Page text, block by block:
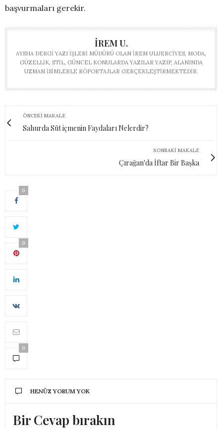
başvurmaları gerekir.
İREM U.
AYSHA DERGI YAZI İŞLERI MÜDÜRÜ OLAN İREM ULUERCIYES, MODA,
GÜZELLIK, STIL, GÜNCEL KONULARDA YAZILAR YAZIP, ALANINDA
UZMAN ISIMLERLE RÖPORTAJLAR GERÇEKLEŞTIRMEKTEDIR.
ÖNCEKI MAKALE
Sahurda Süt içmenin Faydaları Nelerdir?
SONRAKI MAKALE
Çırağan'da İftar Bir Başka
0
0
0
HENÜZ YORUM YOK
Bir Cevap bırakın